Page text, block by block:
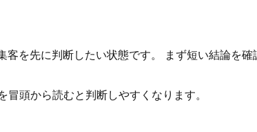
客を先に判断したい状態です。 まず短い結論を
頭から読むと判断しやすくなります。